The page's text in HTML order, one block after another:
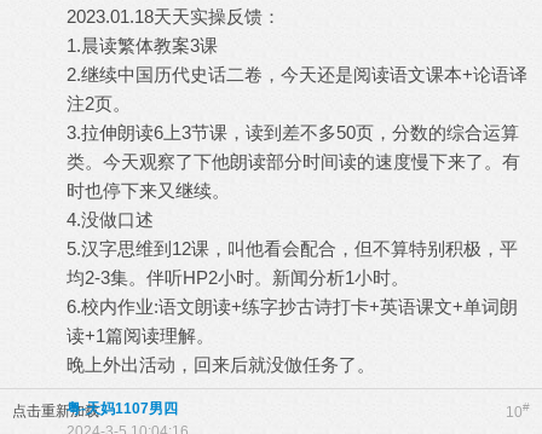
2023.01.18天天实操反馈：
1.晨读繁体教案3课
2.继续中国历代史话二卷，今天还是阅读语文课本+论语译
注2页。
3.拉伸朗读6上3节课，读到差不多50页，分数的综合运算
类。今天观察了下他朗读部分时间读的速度慢下来了。有
时也停下来又继续。
4.没做口述
5.汉字思维到12课，叫他看会配合，但不算特别积极，平
均2-3集。伴听HP2小时。新闻分析1小时。
6.校内作业:语文朗读+练字抄古诗打卡+英语课文+单词朗
读+1篇阅读理解。
晚上外出活动，回来后就没倣任务了。
点击重新加载 10#
粤-天妈1107男四